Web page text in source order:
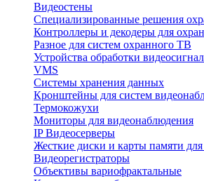
Видеостены
Специализированные решения
Контроллеры и декодеры для
Разное для систем охранного ТВ
Устройства обработки
VMS
Системы хранения данных
Кронштейны для систем
Термокожухи
Мониторы для видеонаблюдения
IP Видеосерверы
Жесткие диски и карты памяти
Видеорегистраторы
Объективы вариофрактальные